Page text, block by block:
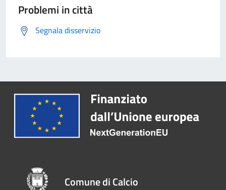
Problemi in città
Segnala disservizio
Comune di Calcio